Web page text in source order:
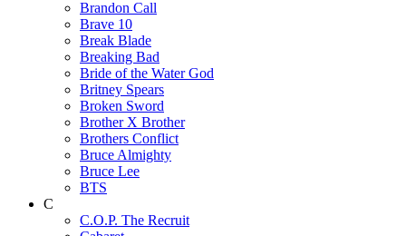
Brandon Call
Brave 10
Break Blade
Breaking Bad
Bride of the Water God
Britney Spears
Broken Sword
Brother X Brother
Brothers Conflict
Bruce Almighty
Bruce Lee
BTS
C
C.O.P. The Recruit